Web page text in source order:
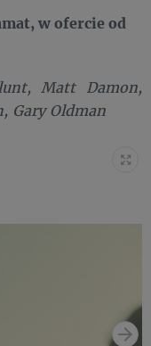
w ofercie od
Matt Damon,
Gary Oldman